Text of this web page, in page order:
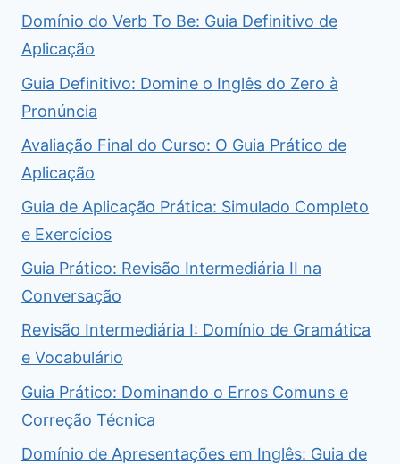
Domínio do Verb To Be: Guia Definitivo de
Aplicação
Guia Definitivo: Domine o Inglês do Zero à
Pronúncia
Avaliação Final do Curso: O Guia Prático de
Aplicação
Guia de Aplicação Prática: Simulado Completo
e Exercícios
Guia Prático: Revisão Intermediária II na
Conversação
Revisão Intermediária I: Domínio de Gramática
e Vocabulário
Guia Prático: Dominando o Erros Comuns e
Correção Técnica
Domínio de Apresentações em Inglês: Guia de